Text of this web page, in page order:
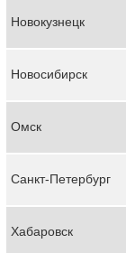
Новокузнецк
Новосибирск
Омск
Санкт-Петербург
Хабаровск